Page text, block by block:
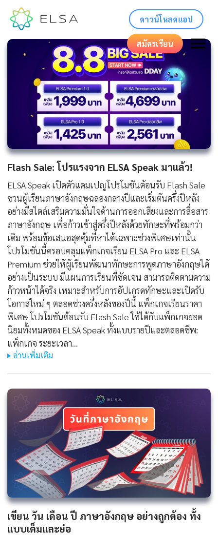
ดาวน์โหลดแอป
สมัครเรียน
Flash Sale: โปรแรงจาก ELSA Speak มาแล้ว!
ELSA Speak เปิดตัวแคมเปญโปรโมชันต้อนรับ Flash Sale
ชวนผู้เรียนภาษาอังกฤษฉลองกลางปีและเริ่มต้นครึ่งปีหลัง
อย่างมีสไตล์เสริมความมั่นใจด้านการออกเสียงและการสื่อสาร
ภาษาอังกฤษ เพื่อก้าวเข้าสู่ครึ่งปีหลังด้วยทักษะที่พร้อมกว่า
เดิม พร้อมข้อเสนอสุดคุ้มที่หาได้เฉพาะช่วงพิเศษเท่านั้น
โปรโมชันนี้ครอบคลุมแพ็กเกจเรียน ELSA Pro และ ELSA
Premium ช่วยให้ผู้เรียนพัฒนาทักษะการพูดภาษาอังกฤษได้
อย่างเป็นระบบ มีแผนการเรียนที่ชัดเจน สามารถติดตามความ
ก้าวหน้าได้จริง เหมาะสำหรับการอัปเกรดทักษะและเปิดรับ
โอกาสใหม่ ๆ ตลอดช่วงครึ่งหลังของปีนี้ แพ็กเกจเรียนราคา
พิเศษ โปรโมชันต้อนรับ Flash Sale ใช้ได้กับแพ็กเกจยอด
นิยมทั้งหมดของ ELSA Speak ทั้งแบบรายปีและตลอดชีพ:
แพ็กเกจ ระยะเวลา…
อ่านเพิ่มเติม
เขียน วัน เดือน ปี ภาษาอังกฤษ อย่างถูกต้อง ทั้ง
แบบเต็มและย่อ